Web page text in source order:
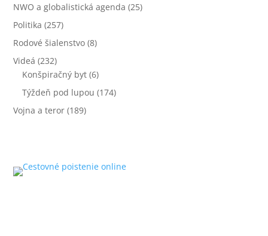
NWO a globalistická agenda (25)
Politika (257)
Rodové šialenstvo (8)
Videá (232)
Konšpiračný byt (6)
Týždeň pod lupou (174)
Vojna a teror (189)